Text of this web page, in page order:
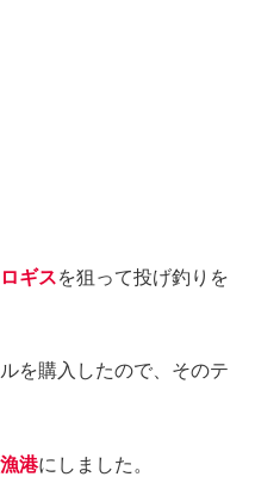
ギスを狙って投げ釣りを
を購入したので、そのテ
港にしました。